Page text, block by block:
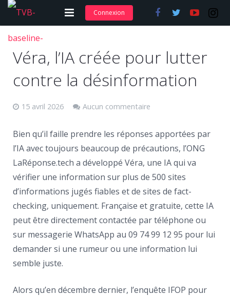
Adhérer et s’abonner
Nos articles
Nos actions
Nos formations
Contact
Connexion
Véra, l’IA créée pour lutter
contre la désinformation
15 avril 2026 Aucun commentaire
Bien qu’il faille prendre les réponses apportées par
l’IA avec toujours beaucoup de précautions, l’ONG
LaRéponse.tech a développé Véra, une IA qui va
vérifier une information sur plus de 500 sites
d’informations jugés fiables et de sites de fact-
checking, uniquement. Française et gratuite, cette IA
peut être directement contactée par téléphone ou
sur messagerie WhatsApp au 09 74 99 12 95 pour lui
demander si une rumeur ou une information lui
semble juste.
Alors qu’en décembre dernier, l’enquête IFOP pour